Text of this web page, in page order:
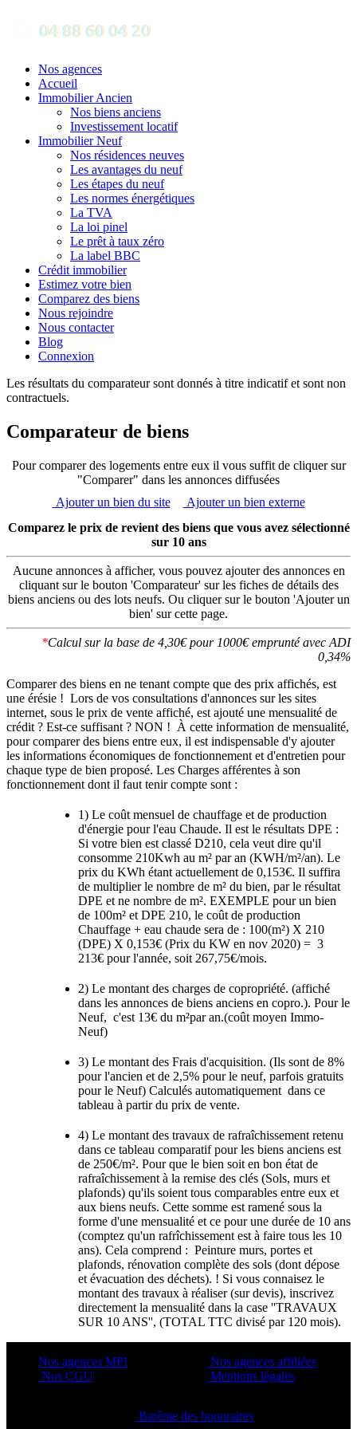
Nos agences
Accueil
Immobilier Ancien
Nos biens anciens
Investissement locatif
Immobilier Neuf
Nos résidences neuves
Les avantages du neuf
Les étapes du neuf
Les normes énergétiques
La TVA
La loi pinel
Le prêt à taux zéro
La label BBC
Crédit immobilier
Estimez votre bien
Comparez des biens
Nous rejoindre
Nous contacter
Blog
Connexion
Les résultats du comparateur sont donnés à titre indicatif et sont non
contractuels.
Comparateur de biens
Pour comparer des logements entre eux il vous suffit de cliquer sur
"Comparer" dans les annonces diffusées
Ajouter un bien du site
Ajouter un bien externe
Comparez le prix de revient des biens que vous avez sélectionné
sur 10 ans
Aucune annonces à afficher, vous pouvez ajouter des annonces en
cliquant sur le bouton 'Comparateur' sur les fiches de détails des
biens anciens ou des lots neufs. Ou cliquer sur le bouton 'Ajouter un
bien' sur cette page.
*Calcul sur la base de 4,30€ pour 1000€ emprunté avec ADI
0,34%
Comparer des biens en ne tenant compte que des prix affichés, est
une érésie ! Lors de vos consultations d'annonces sur les sites
internet, sous le prix de vente affiché, est ajouté une mensualité de
crédit ? Est-ce suffisant ? NON ! À cette information de mensualité,
pour comparer des biens entre eux, il est indispensable d'y ajouter
les informations économiques de fonctionnement et d'entretien pour
chaque type de bien proposé. Les Charges afférentes à son
fonctionnement dont il faut tenir compte sont :
1) Le coût mensuel de chauffage et de production
d'énergie pour l'eau Chaude. Il est le résultats DPE :
Si votre bien est classé D210, cela veut dire qu'il
consomme 210Kwh au m² par an (KWH/m²/an). Le
prix du KWh étant actuellement de 0,153€. Il suffira
de multiplier le nombre de m² du bien, par le résultat
DPE et ne nombre de m². EXEMPLE pour un bien
de 100m² et DPE 210, le coût de production
Chauffage + eau chaude sera de : 100(m²) X 210
(DPE) X 0,153€ (Prix du KW en nov 2020) = 3
213€ pour l'année, soit 267,75€/mois.
2) Le montant des charges de copropriété. (affiché
dans les annonces de biens anciens en copro.). Pour le
Neuf, c'est 13€ du m²par an.(coût moyen Immo-
Neuf)
3) Le montant des Frais d'acquisition. (Ils sont de 8%
pour l'ancien et de 2,5% pour le neuf, parfois gratuits
pour le Neuf) Calculés automatiquement dans ce
tableau à partir du prix de vente.
4) Le montant des travaux de rafraîchissement retenu
dans ce tableau comparatif pour les biens anciens est
de 250€/m². Pour que le bien soit en bon état de
rafraîchissement à la remise des clés (Sols, murs et
plafonds) qu'ils soient tous comparables entre eux et
aux biens neufs. Cette somme est ramené sous la
forme d'une mensualité et ce pour une durée de 10 ans
(comptez qu'un rafrîchissement est à faire tous les 10
ans). Cela comprend : Peinture murs, portes et
plafonds, rénovation complète des sols (dont dépose
et évacuation des déchets). ! Si vous connaisez le
montant des travaux à réaliser (sur devis), inscrivez
directement la mensualité dans la case ''TRAVAUX
SUR 10 ANS'', (TOTAL TTC divisé par 120 mois).
Nos agences MPI
Nos CGU
Nos agences affiliées
Mentions légales
Barême des honoraires